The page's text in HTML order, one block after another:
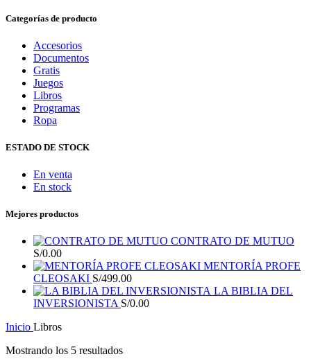
Categorías de producto
Accesorios
Documentos
Gratis
Juegos
Libros
Programas
Ropa
ESTADO DE STOCK
En venta
En stock
Mejores productos
CONTRATO DE MUTUO
S/0.00
MENTORÍA PROFE
CLEOSAKI S/499.00
LA BIBLIA DEL
INVERSIONISTA S/0.00
Inicio Libros
Mostrando los 5 resultados